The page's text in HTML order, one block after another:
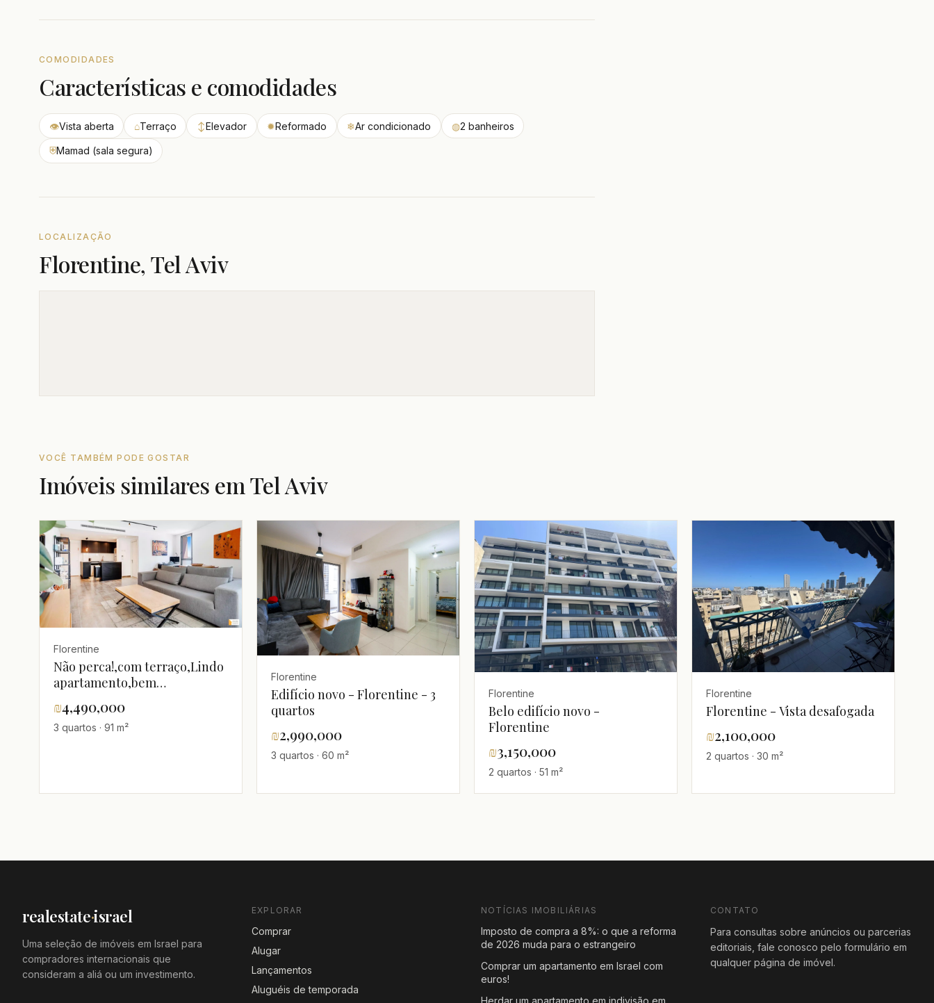
COMODIDADES
Características e comodidades
👁Vista aberta ⌂Terraço ↕Elevador ✹Reformado ❄Ar condicionado ◍2 banheiros
⛨Mamad (sala segura)
LOCALIZAÇÃO
Florentine, Tel Aviv
VOCÊ TAMBÉM PODE GOSTAR
Imóveis similares em Tel Aviv
Florentine
Não perca!,com terraço,Lindo
apartamento,bem
rua
tranquila,Magnífico,Reformado,espaçoso
₪4,490,000
3 quartos · 91 m²
Florentine
Edifício novo - Florentine - 3
quartos
₪2,990,000
3 quartos · 60 m²
Florentine
Belo edifício novo -
Florentine
₪3,150,000
2 quartos · 51 m²
Florentine
Florentine - Vista desafogada
₪2,100,000
2 quartos · 30 m²
realestate·israel
Uma seleção de imóveis em Israel para
compradores internacionais que
consideram a aliá ou um investimento.
EXPLORAR
Comprar
Alugar
Lançamentos
Aluguéis de temporada
NOTÍCIAS IMOBILIÁRIAS
Imposto de compra a 8%: o que a reforma
de 2026 muda para o estrangeiro
Comprar um apartamento em Israel com
euros!
Herdar um apartamento em indivisão em
CONTATO
Para consultas sobre anúncios ou parcerias
editoriais, fale conosco pelo formulário em
qualquer página de imóvel.